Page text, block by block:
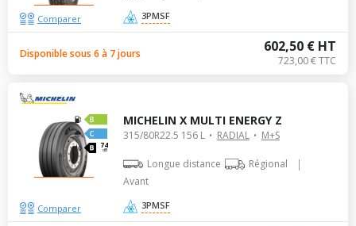
3PMSF
602,50 € HT
723,00 € TTC
Disponible sous 6 à 7 jours
Comparer
74
dB
MICHELIN X MULTI ENERGY Z
315/80R22.5 156 L RADIAL M+S
Longue distance Régional |
Avant
3PMSF
Comparer